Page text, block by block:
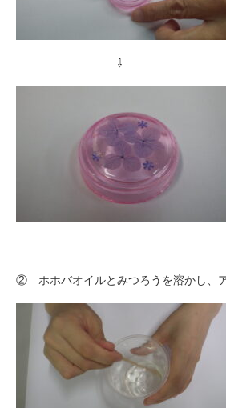
⇩
② ホホバオイルとみつろうを溶かし、